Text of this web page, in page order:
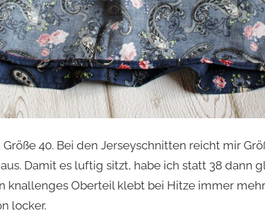
40. Bei den Jerseyschnitten reicht mir
Damit es luftig sitzt, habe ich statt 38 dann
knallenges Oberteil klebt bei Hitze immer
locker.